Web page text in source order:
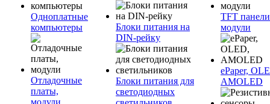
Одноплатные
компьютеры
Отладочные
платы,
модули
Блоки питания на
DIN-рейку
Блоки питания для
светодиодных
TFT
модули
ePaper,
AMOLED